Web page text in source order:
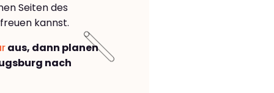
Seiten des
kannst.
aus, dann planen
nach